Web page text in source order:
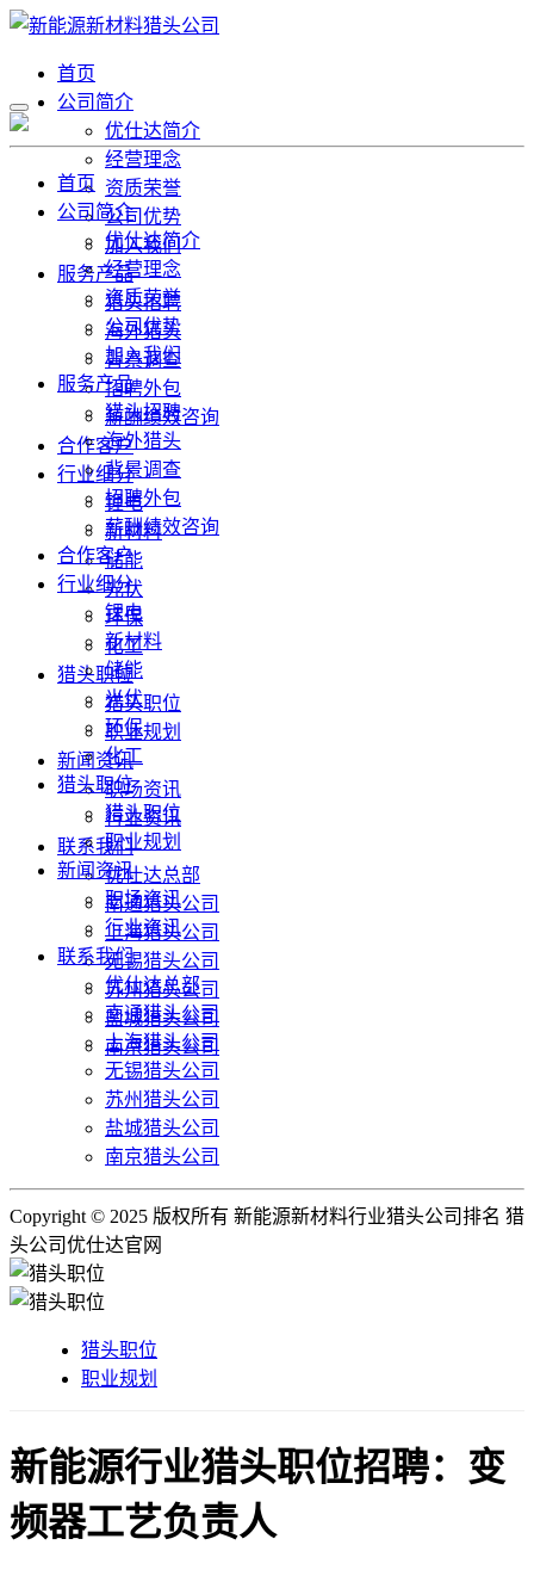
首页
公司简介
优仕达简介
经营理念
资质荣誉
公司优势
加入我们
服务产品
猎头招聘
海外猎头
背景调查
招聘外包
薪酬绩效咨询
合作客户
行业细分
锂电
新材料
储能
光伏
环保
化工
猎头职位
猎头职位
职业规划
新闻资讯
职场资讯
行业资讯
联系我们
优仕达总部
南通猎头公司
上海猎头公司
无锡猎头公司
苏州猎头公司
盐城猎头公司
南京猎头公司
首页
公司简介
优仕达简介
经营理念
资质荣誉
公司优势
加入我们
服务产品
猎头招聘
海外猎头
背景调查
招聘外包
薪酬绩效咨询
合作客户
行业细分
锂电
新材料
储能
光伏
环保
化工
猎头职位
猎头职位
职业规划
新闻资讯
职场资讯
行业资讯
联系我们
优仕达总部
南通猎头公司
上海猎头公司
无锡猎头公司
苏州猎头公司
盐城猎头公司
南京猎头公司
Copyright © 2025 版权所有 新能源新材料行业猎头公司排名 猎
头公司优仕达官网
猎头职位
职业规划
新能源行业猎头职位招聘：变
频器工艺负责人